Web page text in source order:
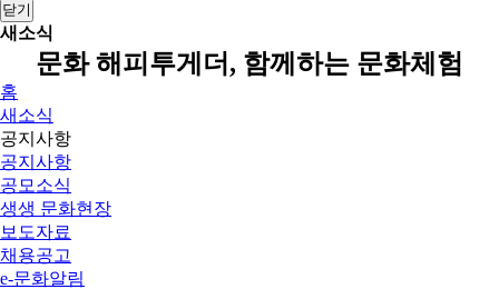
닫기
새소식
문화 해피투게더, 함께하는 문화체험
홈
새소식
공지사항
공지사항
공모소식
생생 문화현장
보도자료
채용공고
e-문화알림